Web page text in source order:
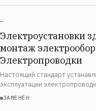
—
Электроустановки
монтаж
Электропроводки
Настоящий стандарт
эксплуатации
электроустановки силовых,
ЗАМЕНЁН